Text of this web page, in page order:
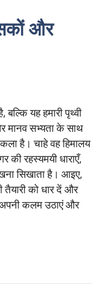
और
यह हमारी पृथ्वी
सभ्यता के साथ
है। चाहे वह हिमालय
की रहस्यमयी धाराएँ,
सिखाता है। आइए,
को धार दें और
अपनी कलम उठाएं और